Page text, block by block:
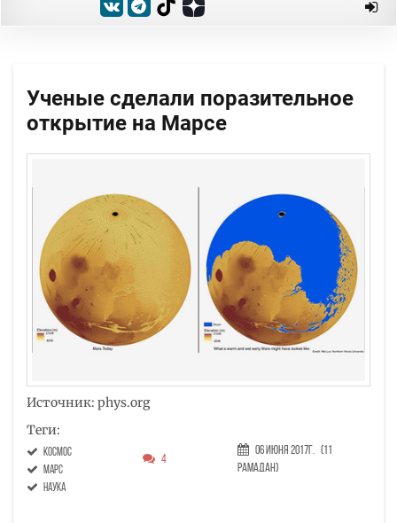
Ученые сделали поразительное
открытие на Марсе
Источник: phys.org
Теги:
космос
Марс
наука
4
06 Июня 2017г. (11
Рамадан)